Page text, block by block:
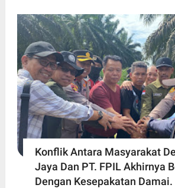
Konflik Antara Masyarakat
Jaya Dan PT. FPIL Akhirnya
Dengan Kesepakatan Damai.